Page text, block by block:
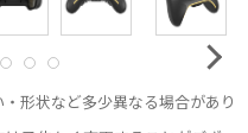
形状など多少異なる場合があり